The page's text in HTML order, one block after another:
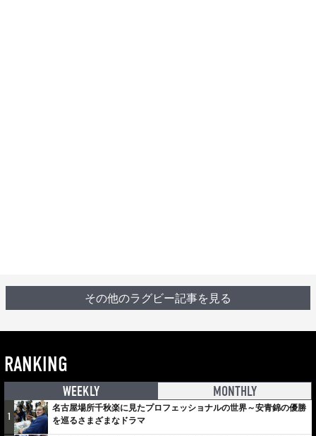
その他のラグビー記事を見る
RANKING
WEEKLY MONTHLY
1
名古屋場所千秋楽に見たプロフェッショナルの世界～安青錦の優勝
を巡るさまざまなドラマ